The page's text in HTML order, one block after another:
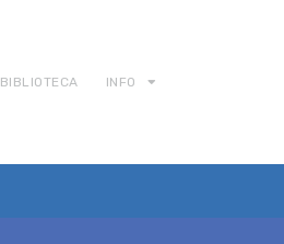
BIBLIOTECA INFO